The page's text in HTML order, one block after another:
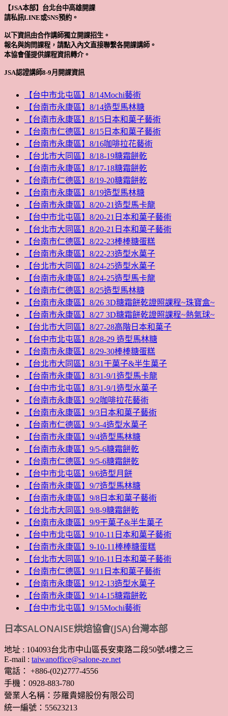
【JSA本部】台北台中高雄開課
請私訊LINE或SNS預約。
以下資訊由合作講師獨立開課招生。
報名與詢問課程，請點入內文直接聯繫各開課講師。
本協會僅提供課程資訊轉介。
JSA認證講師8-9月開課資訊
【台中市北屯區】8/14Mochi藝術
【台南市永康區】8/14造型馬林糖
【台南市永康區】8/15日本和菓子藝術
【台南市仁德區】8/15日本和菓子藝術
【台南市永康區】8/16咖啡拉花藝術
【台北市大同區】8/18-19糖霜餅乾
【台南市永康區】8/17-18糖霜餅乾
【台南市仁德區】8/19-20糖霜餅乾
【台南市永康區】8/19造型馬林糖
【台南市永康區】8/20-21造型馬卡龍
【台中市北屯區】8/20-21日本和菓子藝術
【台北市大同區】8/20-21日本和菓子藝術
【台南市仁德區】8/22-23棒棒糖蛋糕
【台南市永康區】8/22-23造型水菓子
【台北市大同區】8/24-25造型水菓子
【台南市永康區】8/24-25造型馬卡龍
【台南市仁德區】8/25造型馬林糖
【台南市永康區】8/26 3D糖霜餅乾證照課程~珠寶盒~
【台南市永康區】8/27 3D糖霜餅乾證照課程~熱氣球~
【台北市大同區】8/27-28高階日本和菓子
【台中市北屯區】8/28-29 造型馬林糖
【台南市永康區】8/29-30棒棒糖蛋糕
【台北市大同區】8/31干菓子&半生菓子
【台南市永康區】8/31-9/1造型馬卡龍
【台中市北屯區】8/31-9/1造型水菓子
【台南市永康區】9/2咖啡拉花藝術
【台南市永康區】9/3日本和菓子藝術
【台南市仁德區】9/3-4造型水菓子
【台南市永康區】9/4造型馬林糖
【台南市永康區】9/5-6糖霜餅乾
【台南市仁德區】9/5-6糖霜餅乾
【台中市北屯區】9/6造型月餅
【台南市永康區】9/7造型馬林糖
【台南市永康區】9/8日本和菓子藝術
【台北市大同區】9/8-9糖霜餅乾
【台南市永康區】9/9干菓子&半生菓子
【台中市北屯區】9/10-11日本和菓子藝術
【台南市永康區】9-10-11棒棒糖蛋糕
【台北市大同區】9/10-11日本和菓子藝術
【台南市仁德區】9/11日本和菓子藝術
【台南市永康區】9/12-13造型水菓子
【台南市永康區】9/14-15糖霜餅乾
【台中市北屯區】9/15Mochi藝術
日本SALONAISE烘焙協會(JSA)台灣本部
地址 : 104093台北市中山區長安東路二段50號4樓之三
E-mail : taiwanoffice@salone-ze.net
電話： +886-(02)2777-4556
手機：0928-883-780
營業人名稱：莎羅貴婦股份有限公司
統一編號：55623213